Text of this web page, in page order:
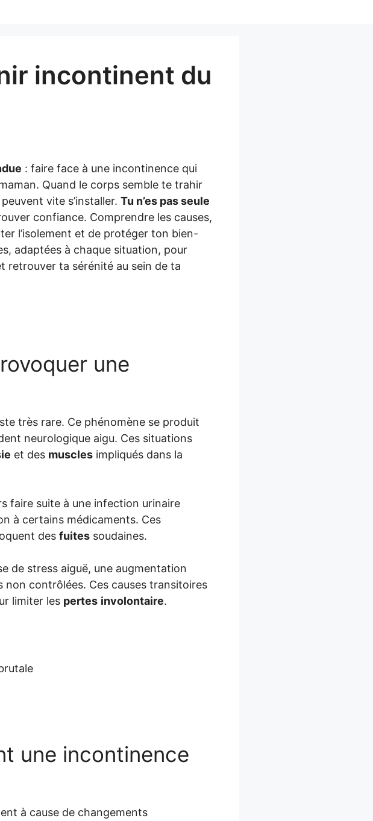
incontinent du
: faire face à une incontinence qui
Quand le corps semble te trahir
vite s’installer. Tu n’es pas seule
confiance. Comprendre les causes,
l’isolement et de protéger ton bien-
adaptées à chaque situation, pour
retrouver ta sérénité au sein de ta
une
très rare. Ce phénomène se produit
neurologique aigu. Ces situations
et des muscles impliqués dans la
faire suite à une infection urinaire
à certains médicaments. Ces
des fuites soudaines.
de stress aiguë, une augmentation
non contrôlées. Ces causes transitoires
limiter les pertes involontaire.
une incontinence
à cause de changements